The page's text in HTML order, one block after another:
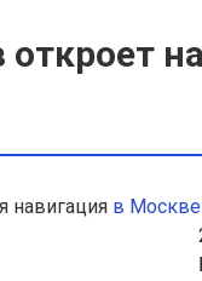
откроет
навигация в